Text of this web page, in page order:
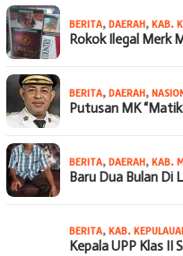
BERITA, DAERAH, KAB.
Rokok Ilegal Merk
BERITA, DAERAH,
Putusan MK
BERITA, DAERAH, KAB.
Baru Dua Bulan Di
BERITA, KAB.
Kepala UPP Klas